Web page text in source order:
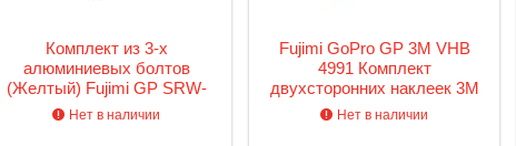
Комплект из 3-х
алюминиевых болтов
(Желтый) Fujimi GP SRW-
A01
Нет в наличии
Fujimi GoPro GP 3M VHB
4991 Комплект
двухсторонних наклеек 3M
для крепления (6 шт) для
Нет в наличии